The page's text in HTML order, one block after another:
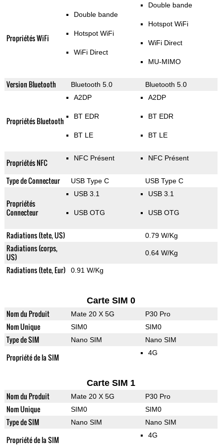
Propriétés WiFi
Double bande
Hotspot WiFi
WiFi Direct
Double bande
Hotspot WiFi
WiFi Direct
MU-MIMO
Version Bluetooth Bluetooth 5.0 Bluetooth 5.0
Propriétés Bluetooth
A2DP
BT EDR
BT LE
A2DP
BT EDR
BT LE
Propriétés NFC NFC Présent NFC Présent
Type de Connecteur USB Type C USB Type C
Propriétés
Connecteur
USB 3.1
USB OTG
USB 3.1
USB OTG
Radiations (tete, US) 0.79 W/Kg
Radiations (corps,
US)
0.64 W/Kg
Radiations (tete, Eur) 0.91 W/Kg
Carte SIM 0
Nom du Produit Mate 20 X 5G P30 Pro
Nom Unique SIM0 SIM0
Type de SIM Nano SIM Nano SIM
Propriété de la SIM 4G
Carte SIM 1
Nom du Produit Mate 20 X 5G P30 Pro
Nom Unique SIM0 SIM0
Type de SIM Nano SIM Nano SIM
Propriété de la SIM 4G